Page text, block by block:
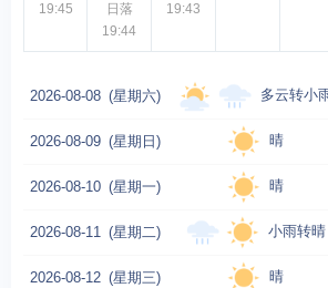
19:45
日落
19:44
19:43
2026-08-08 (星期六) 多云转小
2026-08-09 (星期日) 晴
2026-08-10 (星期一) 晴
2026-08-11 (星期二) 小雨转晴
2026-08-12 (星期三) 晴